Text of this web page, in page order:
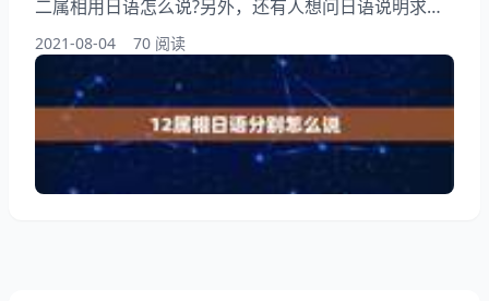
二属相用日语怎么说?另外，还有人想问日语说明求翻
译，你知道这是怎么回事？其实日语里的12生肖怎么
读？还有12干支怎么读？下面就一起来看看日语数字
1，2，3，4，5，6，7，8，9，10用日语怎么说，希
望能够帮助到大家！ 12属相日语分别怎么说 一「い
ち」二「に」三「さん」四「よん」五「ご」六「ろ
く」七「なな」八「はち」九「きゅう」十「じゅう」
2021-08-04 70 阅读